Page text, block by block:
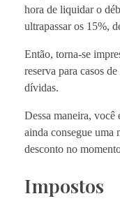
hora de liquidar o
ultrapassar os 15%,
Então, torna-se
reserva para casos
dívidas.
Dessa maneira, você
ainda consegue uma
desconto no
Impostos